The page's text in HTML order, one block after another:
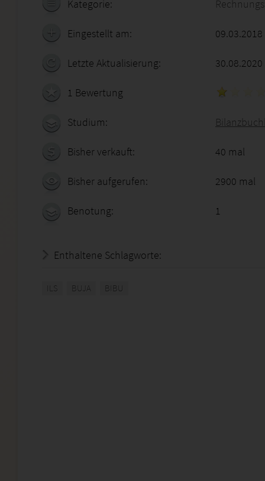
Kategorie:
Eingestellt am:
Letzte Aktualisierung: 30.08.2020
1 Bewertung
Studium:
Bisher verkauft: 40 mal
Bisher aufgerufen: 2900 mal
Benotung: 1
Enthaltene Schlagworte:
ILS BUJA BIBU